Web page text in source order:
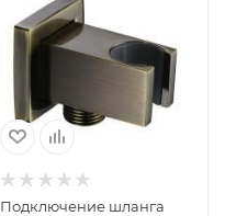
Подключение шланга